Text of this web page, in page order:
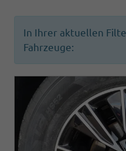
In Ihrer aktuellen
Fahrzeuge: